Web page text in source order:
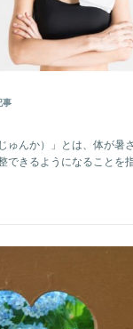
事
ゅんか）」とは、体が暑
できるようになることを